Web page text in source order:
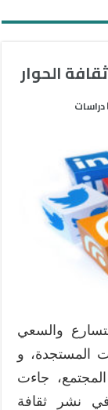
الحوار
دراسات
والسعي
المستجدة، و
جاءت
في نشر ثقافة